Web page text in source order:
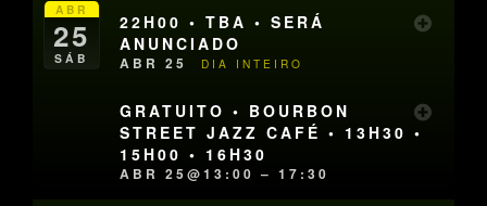
ABR
25
SÁB
22H00 • TBA • SERÁ
ANUNCIADO
ABR 25 DIA INTEIRO
GRATUITO • BOURBON
STREET JAZZ CAFÉ • 13H30 •
15H00 • 16H30
ABR 25@13:00 – 17:30